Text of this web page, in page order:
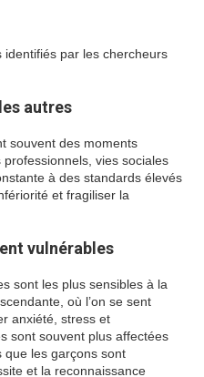
identifiés par les chercheurs
autres
souvent des moments
vies sociales
à des standards élevés
et fragiliser la
vulnérables
sont les plus sensibles à la
où l’on se sent
anxiété, stress et
sont souvent plus affectées
que les garçons sont
et la reconnaissance